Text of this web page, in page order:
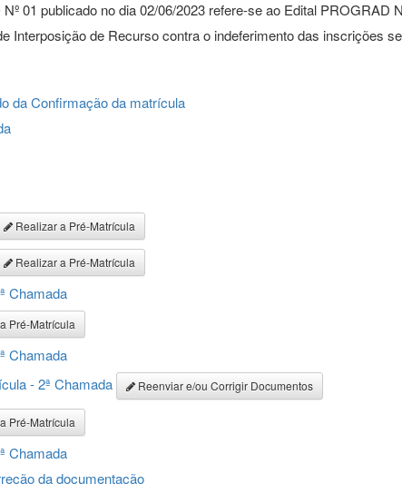
01 publicado no dia 02/06/2023 refere-se ao Edital PROGRAD
Interposição de Recurso contra o indeferimento das inscrições
da Confirmação da matrícula
Realizar a Pré-Matrícula
Realizar a Pré-Matrícula
Chamada
Pré-Matrícula
Chamada
- 2ª Chamada Reenviar e/ou Corrigir Documentos
Pré-Matrícula
Chamada
da documentação